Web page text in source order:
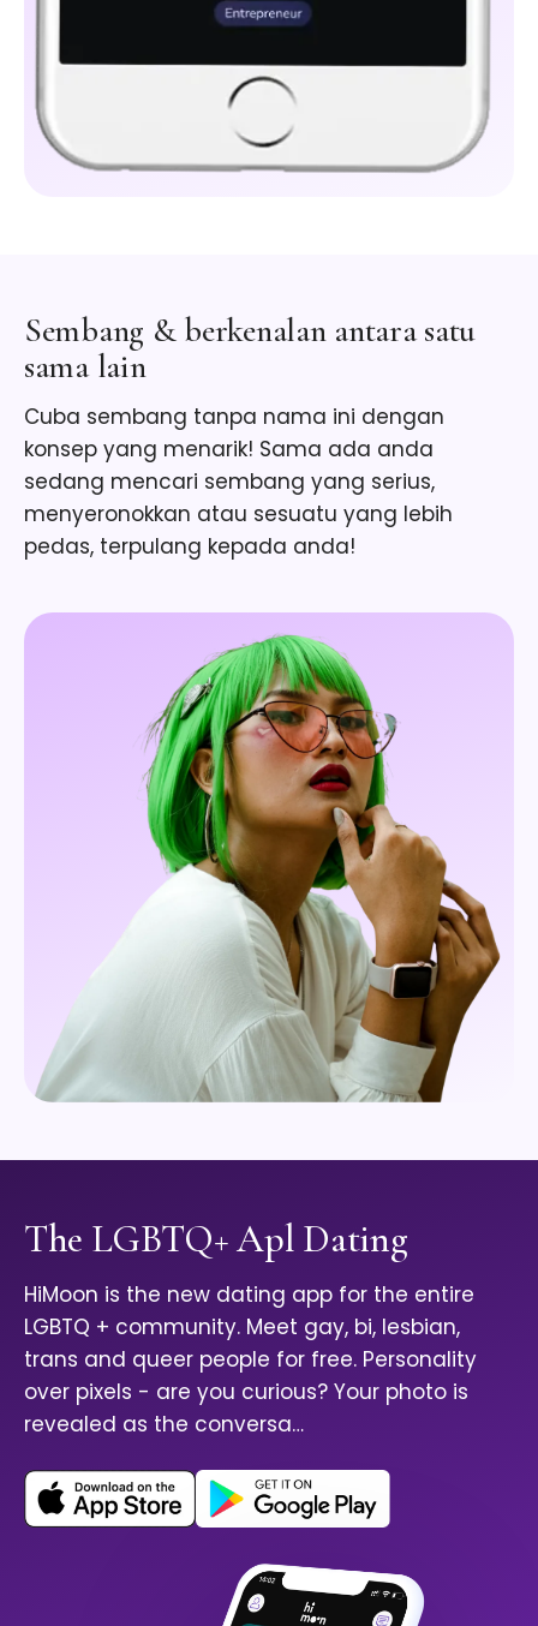
Sembang & berkenalan antara satu
sama lain
Cuba sembang tanpa nama ini dengan
konsep yang menarik! Sama ada anda
sedang mencari sembang yang serius,
menyeronokkan atau sesuatu yang lebih
pedas, terpulang kepada anda!
The LGBTQ+ Apl Dating
HiMoon is the new dating app for the entire
LGBTQ + community. Meet gay, bi, lesbian,
trans and queer people for free. Personality
over pixels - are you curious? Your photo is
revealed as the conversa…